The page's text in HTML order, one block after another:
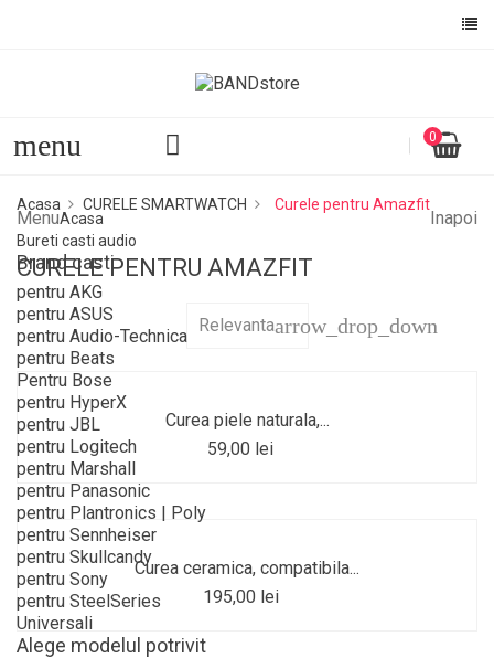
menu 0
Menu Inapoi
Acasa
Bureti casti audio
Brand casti
pentru AKG
pentru ASUS
pentru Audio-Technica
pentru Beats
Pentru Bose
pentru HyperX
pentru JBL
pentru Logitech
pentru Marshall
pentru Panasonic
pentru Plantronics | Poly
pentru Sennheiser
pentru Skullcandy
pentru Sony
pentru SteelSeries
Universali
Alege modelul potrivit
Acasa CURELE SMARTWATCH Curele pentru Amazfit
CURELE PENTRU AMAZFIT
Relevantaarrow_drop_down
Curea piele naturala,...
59,00 lei
Curea ceramica, compatibila...
195,00 lei